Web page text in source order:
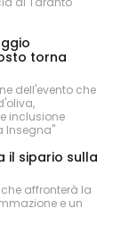
torna
dell'evento che
inclusione
Insegna"
il sipario sulla
che affronterà la
e un